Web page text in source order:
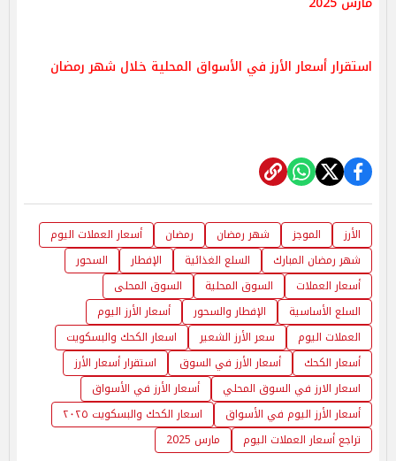
استقرار أسعار الأرز في الأسواق المحلية خلال شهر رمضان
الأرز الموجز شهر رمضان رمضان
أسعار العملات اليوم
شهر رمضان المبارك
السلع الغذائية الإفطار
السحور
أسعار العملات
السوق المحلية
السوق المحلى
السلع الأساسية
الإفطار والسحور
أسعار الأرز اليوم
العملات اليوم
سعر الأرز الشعير
اسعار الكحك والبسكويت
أسعار الكحك
أسعار الأرز في السوق
استقرار أسعار الأرز
اسعار الارز في السوق المحلي
أسعار الأرز في الأسواق
أسعار الأرز اليوم في الأسواق
اسعار الكحك والبسكويت ٢٠٢٥
تراجع أسعار العملات اليوم
مارس 2025